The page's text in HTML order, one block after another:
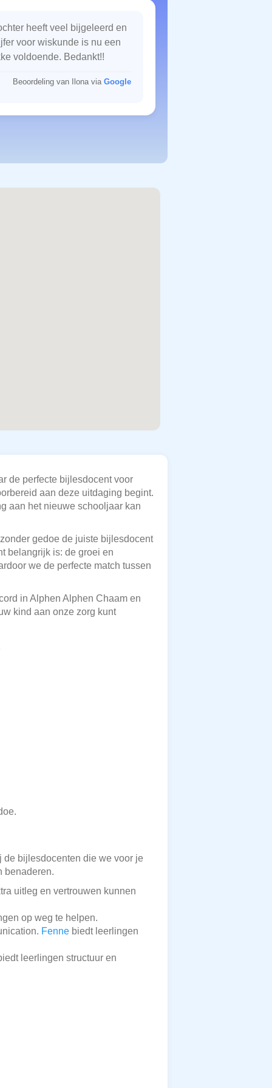
heeft veel bijgeleerd en
voor wiskunde is nu een
voldoende. Bedankt!!
Beoordeling van Ilona via Google
de perfecte bijlesdocent voor
aan deze uitdaging begint.
aan het nieuwe schooljaar kan
gedoe de juiste bijlesdocent
belangrijk is: de groei en
we de perfecte match tussen
in Alphen Alphen Chaam en
kind aan onze zorg kunt
bijlesdocenten die we voor je
benaderen.
uitleg en vertrouwen kunnen
op weg te helpen.
Fenne biedt leerlingen
leerlingen structuur en